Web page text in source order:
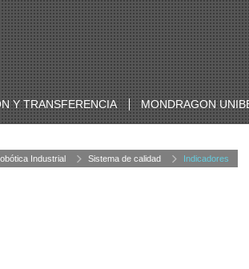
Y TRANSFERENCIA MONDRAGON
Industrial Sistema de calidad Indicadores